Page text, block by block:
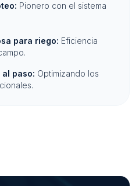
Pionero con el sistema
para riego: Eficiencia
paso: Optimizando los